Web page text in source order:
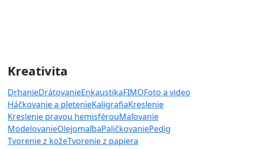
Kreativita
DrhanieDrátovanieEnkaustikaFIMOFoto a video
Háčkovanie a pletenieKaligrafiaKreslenie
Kreslenie pravou hemisférouMaľovanie
ModelovanieOlejomaľbaPaličkovaniePedig
Tvorenie z kožeTvorenie z papiera